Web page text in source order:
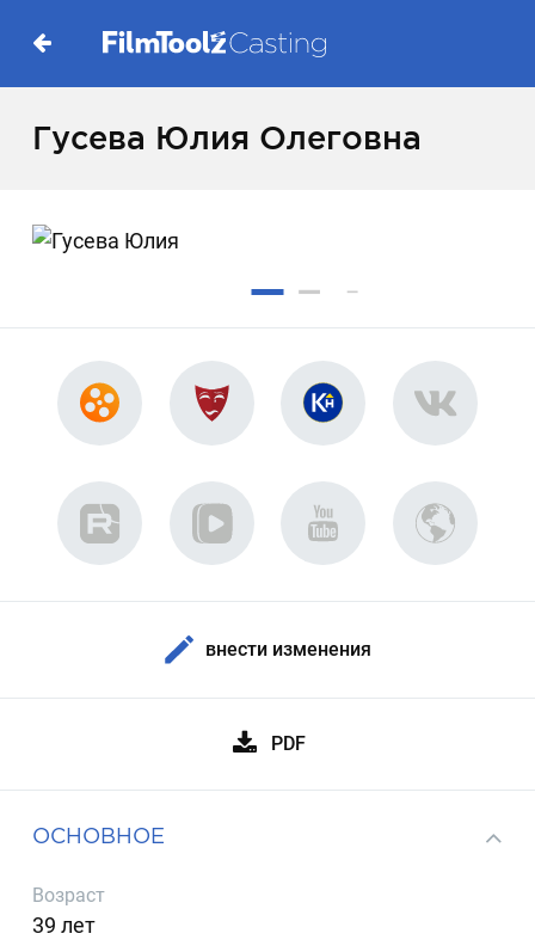
Гусева Юлия Олеговна
внести изменения
PDF
ОСНОВНОЕ
Возраст
39 лет